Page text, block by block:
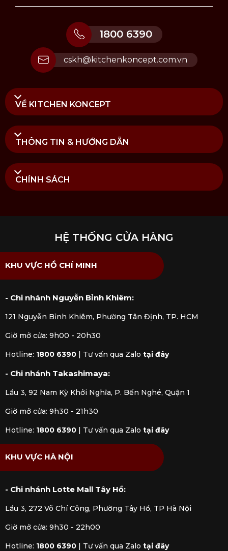
Thương hiệu đã nhanh chóng được biết đến và
đón nhận nồng nhiệt bởi các chuyên gia và người
yêu rượu vang toàn cầu.Coravinđã mở rộng
dòng sản phẩm, từ bộ dụng cụ sang
rượu
không cần mở nắp đến các phụ kiện bảo
quản rượu vang cao cấp, mang đến giải pháp tối
ưu cho việc thưởng thức và lưu trữ rượu vang.
2. Điểm nổi bật trong công nghệ sản
xuất của Coravin
Coravin nổi tiếng với các công nghệ tiên tiến và
sáng tạo, giúp bảo quản và thưởng thức rượu
vang một cách tối ưu nhất. Dưới đây là một số đặc
thương hiệu:
2.1 Công nghệ rót rượu không cần mở nắp
chai
1800 6390
cskh@kitchenkoncept.com.vn
VỀ KITCHEN KONCEPT
THÔNG TIN & HƯỚNG DẪN
CHÍNH SÁCH
HỆ THỐNG CỬA HÀNG
KHU VỰC HỒ CHÍ MINH
- Chi nhánh Nguyễn Bỉnh Khiêm:
121 Nguyễn Bỉnh Khiêm, Phường Tân Định, TP. HCM
Giờ mở cửa: 9h00 - 20h30
Hotline: 1800 6390 | Tư vấn qua Zalo tại đây
- Chi nhánh Takashimaya:
Lầu 3, 92 Nam Kỳ Khởi Nghĩa, P. Bến Nghé, Quận 1
Giờ mở cửa: 9h30 - 21h30
Hotline: 1800 6390 | Tư vấn qua Zalo tại đây
KHU VỰC HÀ NỘI
- Chi nhánh Lotte Mall Tây Hồ:
Lầu 3, 272 Võ Chí Công, Phường Tây Hồ, TP Hà Nội
Giờ mở cửa: 9h30 - 22h00
Hotline: 1800 6390 | Tư vấn qua Zalo tại đây